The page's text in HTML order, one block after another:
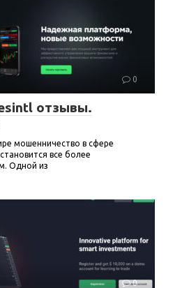
0
отзывы.
мошенничество в сфере
все более
Одной из
0